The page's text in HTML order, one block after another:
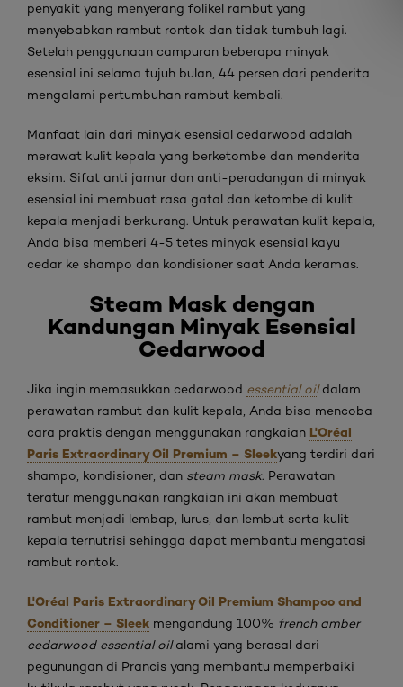
penyakit yang menyerang folikel rambut yang
menyebabkan rambut rontok dan tidak tumbuh lagi.
Setelah penggunaan campuran beberapa minyak
esensial ini selama tujuh bulan, 44 persen dari penderita
mengalami pertumbuhan rambut kembali.
Manfaat lain dari minyak esensial cedarwood adalah
merawat kulit kepala yang berketombe dan menderita
eksim. Sifat anti jamur dan anti-peradangan di minyak
esensial ini membuat rasa gatal dan ketombe di kulit
kepala menjadi berkurang. Untuk perawatan kulit kepala,
Anda bisa memberi 4-5 tetes minyak esensial kayu
cedar ke shampo dan kondisioner saat Anda keramas.
Steam Mask dengan
Kandungan Minyak Esensial
Cedarwood
Jika ingin memasukkan cedarwood essential oildalam
perawatan rambut dan kulit kepala, Anda bisa mencoba
cara praktis dengan menggunakan rangkaian L'Oréal
Paris Extraordinary Oil Premium – Sleekyang terdiri dari
shampo, kondisioner, dan steam mask. Perawatan
teratur menggunakan rangkaian ini akan membuat
rambut menjadi lembap, lurus, dan lembut serta kulit
kepala ternutrisi sehingga dapat membantu mengatasi
rambut rontok.
L'Oréal Paris Extraordinary Oil Premium Shampoo and
Conditioner – Sleek mengandung 100% french amber
cedarwoodessential oilalami yang berasal dari
pegunungan di Prancis yang membantu memperbaiki